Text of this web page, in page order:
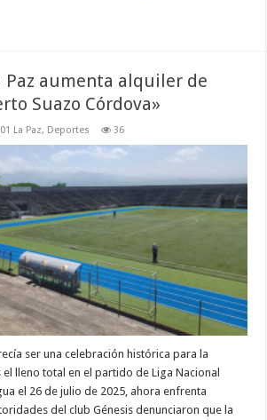
Paz aumenta alquiler de
Suazo Córdova»
La Paz, Deportes 36
ser una celebración histórica para la
el lleno total en el partido de Liga Nacional
el 26 de julio de 2025, ahora enfrenta
del club Génesis denunciaron que la